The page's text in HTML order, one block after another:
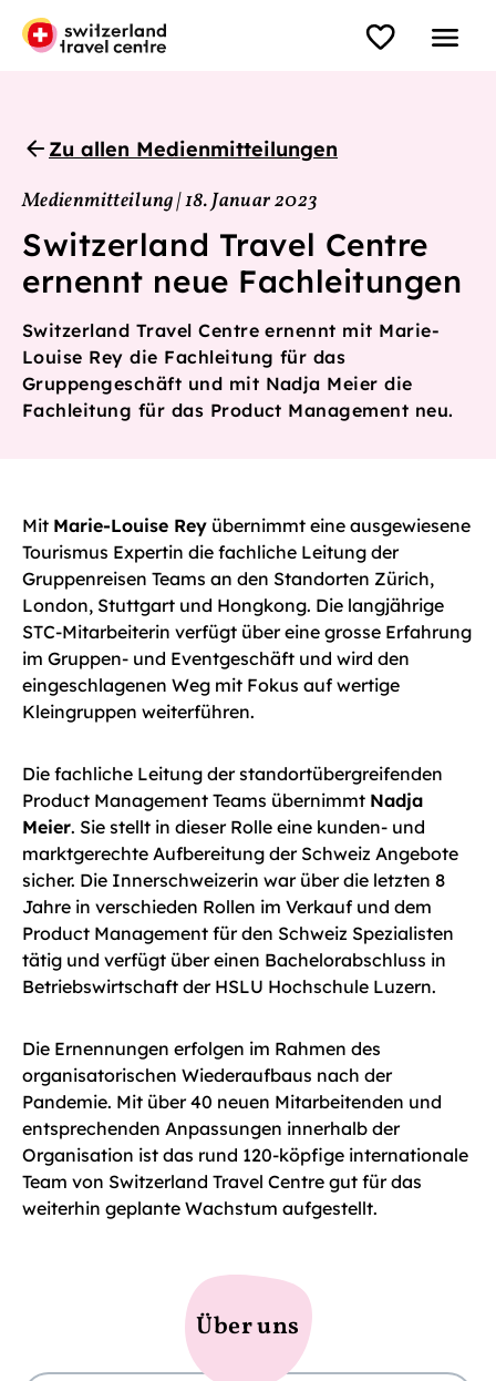
Zu allen Medienmitteilungen
Medienmitteilung | 18. Januar 2023
Switzerland Travel Centre
ernennt neue Fachleitungen
Switzerland Travel Centre ernennt mit Marie-
Louise Rey die Fachleitung für das
Gruppengeschäft und mit Nadja Meier die
Fachleitung für das Product Management neu.
Mit Marie-Louise Rey übernimmt eine ausgewiesene
Tourismus Expertin die fachliche Leitung der
Gruppenreisen Teams an den Standorten Zürich,
London, Stuttgart und Hongkong. Die langjährige
STC-Mitarbeiterin verfügt über eine grosse Erfahrung
im Gruppen- und Eventgeschäft und wird den
eingeschlagenen Weg mit Fokus auf wertige
Kleingruppen weiterführen.
Die fachliche Leitung der standortübergreifenden
Product Management Teams übernimmt Nadja
Meier. Sie stellt in dieser Rolle eine kunden- und
marktgerechte Aufbereitung der Schweiz Angebote
sicher. Die Innerschweizerin war über die letzten 8
Jahre in verschieden Rollen im Verkauf und dem
Product Management für den Schweiz Spezialisten
tätig und verfügt über einen Bachelorabschluss in
Betriebswirtschaft der HSLU Hochschule Luzern.
Die Ernennungen erfolgen im Rahmen des
organisatorischen Wiederaufbaus nach der
Pandemie. Mit über 40 neuen Mitarbeitenden und
entsprechenden Anpassungen innerhalb der
Organisation ist das rund 120-köpfige internationale
Team von Switzerland Travel Centre gut für das
weiterhin geplante Wachstum aufgestellt.
Über uns